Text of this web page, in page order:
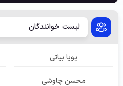
لیست خوانندگان
پویا بیاتی
محسن چاوشی